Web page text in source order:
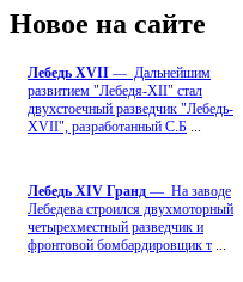
Новое на сайте
Лебедь ХVII — Дальнейшим
развитием "Лебедя-ХII" стал
двухстоечный разведчик "Лебедь-
XVII", разработанный С.Б
Лебедь ХIV Гранд — На заводе
Лебедева строился двухмоторный
четырехместный разведчик и
фронтовой бомбардировщик т